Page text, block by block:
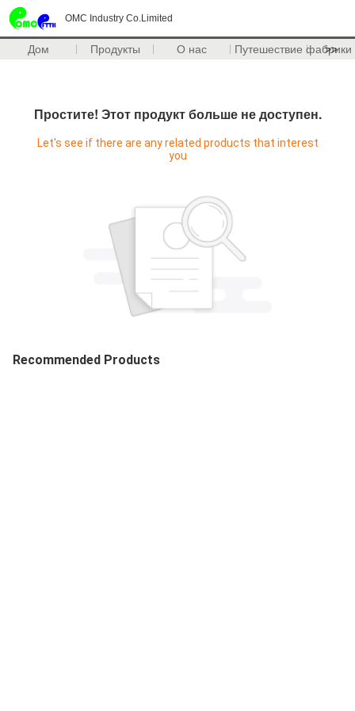
OMC Industry Co.Limited
Дом Продукты О нас Путешествие фабрики
>>
Простите! Этот продукт больше не доступен.
Let's see if there are any related products that interest
you
Recommended Products